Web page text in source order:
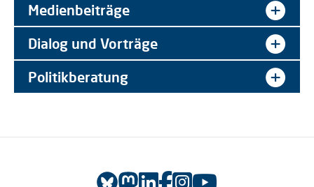
Medienbeiträge
Dialog und Vorträge
Politikberatung